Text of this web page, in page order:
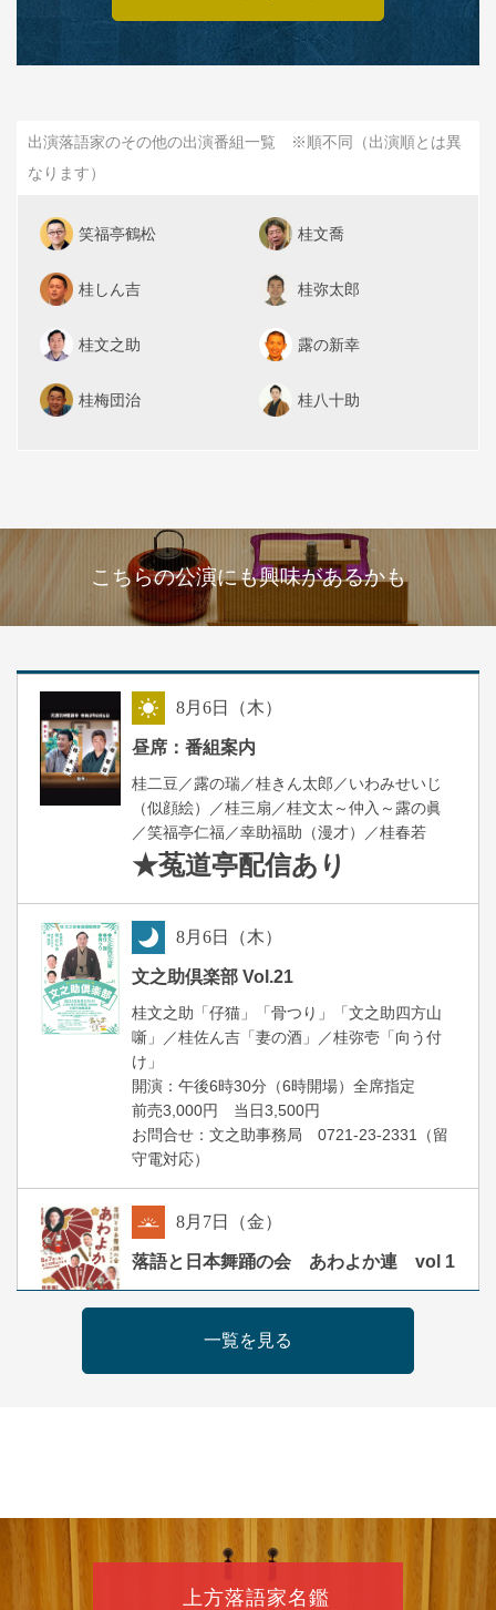
出演落語家のその他の出演番組一覧 ※順不同（出演順とは異
なります）
笑福亭鶴松 桂文喬
桂しん吉 桂弥太郎
桂文之助 露の新幸
桂梅団治 桂八十助
こちらの公演にも興味があるかも
8月6日（木）
昼席：番組案内
桂二豆／露の瑞／桂きん太郎／いわみせいじ
（似顔絵）／桂三扇／桂文太～仲入～露の眞
／笑福亭仁福／幸助福助（漫才）／桂春若
★菟道亭配信あり
8月6日（木）
文之助倶楽部 Vol.21
桂文之助「仔猫」「骨つり」「文之助四方山
噺」／桂佐ん吉「妻の酒」／桂弥壱「向う付
け」
開演：午後6時30分（6時開場）全席指定
前売3,000円 当日3,500円
お問合せ：文之助事務局 0721-23-2331（留
守電対応）
8月 7日（金）
落語と日本舞踊の会 あわよか連 vol 1
開演：午前10時（9時30分開場）
前売2,500円 当日3,000円
桂二豆／露の瑞／桂きん太郎／いわみせいじ
（似顔絵）／笑福亭笑利／桂文太～仲入～露
一覧を見る
上方落語家名鑑